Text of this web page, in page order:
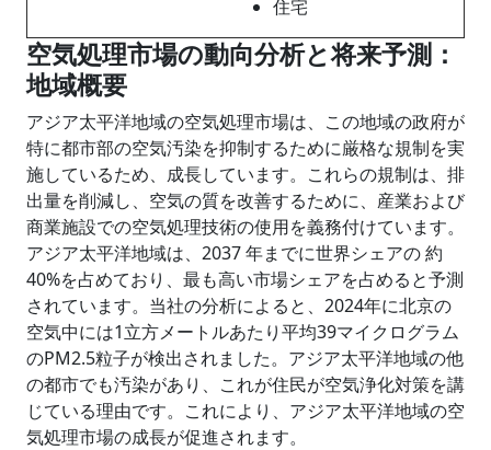
住宅
空気処理市場の動向分析と将来予測：
地域概要
アジア太平洋地域の空気処理市場は、この地域の政府が
特に都市部の空気汚染を抑制するために厳格な規制を実
施しているため、成長しています。これらの規制は、排
出量を削減し、空気の質を改善するために、産業および
商業施設での空気処理技術の使用を義務付けています。
アジア太平洋地域は、2037 年までに世界シェアの 約
40%を占めており、最も高い市場シェアを占めると予測
されています。当社の分析によると、2024年に北京の
空気中には1立方メートルあたり平均39マイクログラム
のPM2.5粒子が検出されました。アジア太平洋地域の他
の都市でも汚染があり、これが住民が空気浄化対策を講
じている理由です。これにより、アジア太平洋地域の空
気処理市場の成長が促進されます。